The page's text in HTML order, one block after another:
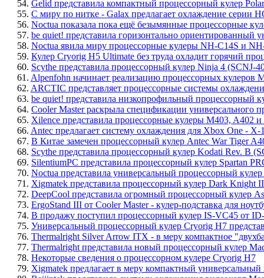
54. Gelid представила компактный процессорный кулер Polar
55. С миру по нитке - Galax предлагает охлаждение серии
56. Noctua показала пока ещё безымянные процессорные
57. be quiet! представила горизонтально ориентированный
58. Noctua явила миру процессорные кулеры NH-C14S и
59. Кулер Cryorig H5 Ultimate без труда охладит горячий
60. Scythe представила процессорный кулер Ninja 4 (SCNJ-
61. Alpenfohn начинает реализацию процессорных кулеров
62. ARCTIC представляет процессорные системы
63. be quiet! представила низкопрофильный процессорный
64. Cooler Master раскрыла спецификации универсального
65. Xilence представила процессорные кулеры M403, A402 и
66. Antec предлагает систему охлаждения для Xbox One - X-
67. В Китае замечен процессорный кулер Antec War Tiger
68. Scythe представила процессорный кулер Kodati Rev. B
69. SilentiumPC представила процессорный кулер Spartan
70. Noctua представила универсальный процессорный
71. Xigmatek представила процессорный кулер Dark Knight
72. DeepCool представила огромный процессорный кулер
73. ErgoStand III от Cooler Master - кулер-подставка для
74. В продажу поступил процессорный кулер IS-VC45 от
75. Универсальный процессорный кулер Cryorig H7
76. Thermalright Silver Arrow ITX - в меру компактное
77. Thermalright представила новый процессорный кулер
78. Некоторые сведения о процессорном кулере Cryorig H7
79. Xigmatek предлагает в меру компактный